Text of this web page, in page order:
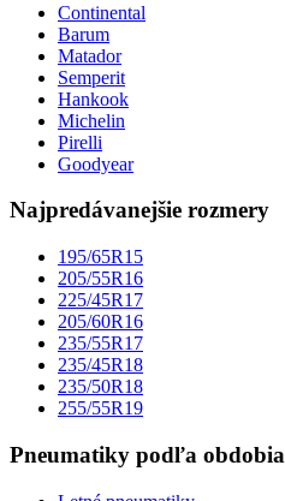
Continental
Barum
Matador
Semperit
Hankook
Michelin
Pirelli
Goodyear
Najpredávanejšie rozmery
195/65R15
205/55R16
225/45R17
205/60R16
235/55R17
235/45R18
235/50R18
255/55R19
Pneumatiky podľa obdobia